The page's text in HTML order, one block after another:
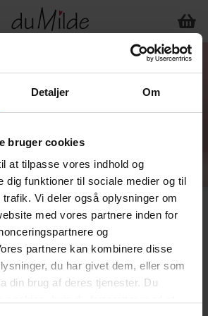
Detaljer Om
bruger cookies
at tilpasse vores indhold og
dig funktioner til sociale medier og til
Vi deler også oplysninger om
med vores partnere inden for
og
partnere kan kombinere disse
du har givet dem, eller som
din brug af deres tjenester. Du